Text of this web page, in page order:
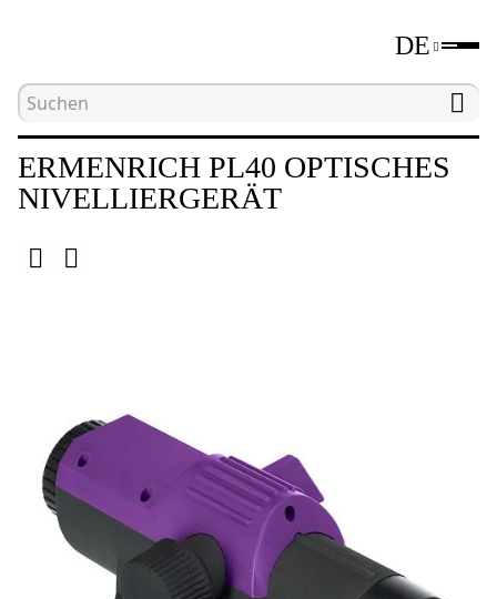
DE
Hauptseite Laser- und optische
ERMENRICH PL40 OPTISCHES
NIVELLIERGERÄT